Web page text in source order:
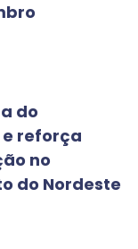
do
e reforça
no
do Nordeste